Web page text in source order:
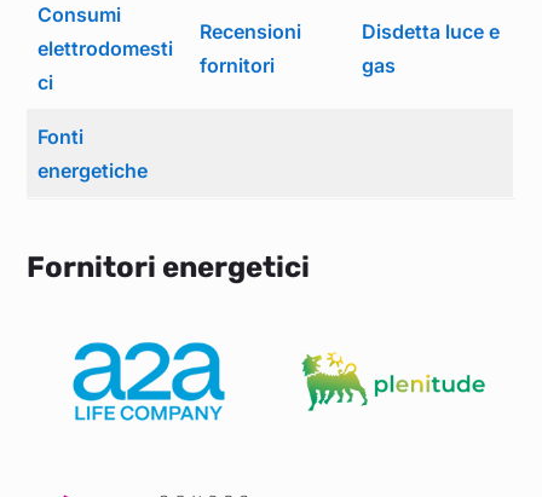
Consumi
elettrodomesti
ci
Recensioni
fornitori
Disdetta luce e
gas
Fonti
energetiche
Fornitori energetici